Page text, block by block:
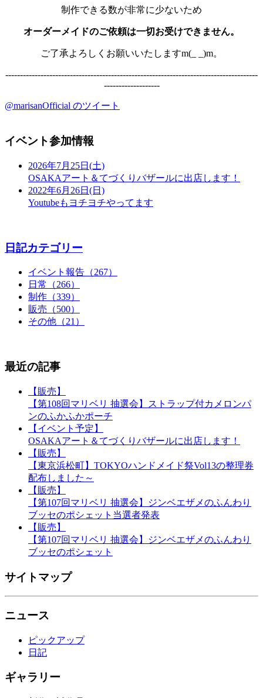
制作できる数が非常に少ないため
オーダーメイドのご依頼は一切お受けできません。
ご了承よろしくお願いいたしますm(_ _)m。
--------------------------------------------------------------------------------------
-------------------
@marisanOfficial のツイート
イベント参加情報
2026年7月25日(土)
OSAKAアート＆てづくりバザールに出店します！
2022年6月26日(日)
Youtubeもヨチヨチやってます
日記カテゴリー
イベント報告（267）
日常（266）
制作（339）
販売（500）
その他（21）
最近の記事
【販売】
【第108回マリベリ 抽選会】ストラップ付カメロンパ
ンのふかふかポーチ
【イベント予定】
OSAKAアート＆てづくりバザールに出店します！
【販売】
【東京浜松町】TOKYOハンドメイド祭Vol13の整理券
配布しました～
【販売】
【第107回マリベリ 抽選会】ジンベエザメのふんわり
ブッセのポシェット当選者発表
【販売】
【第107回マリベリ 抽選会】ジンベエザメのふんわり
ブッセのポシェット
サイトマップ
ニュース
ピックアップ
日記
ギャラリー